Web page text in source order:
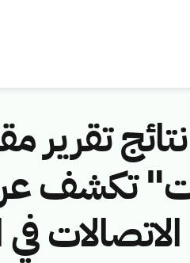
تكشف
في